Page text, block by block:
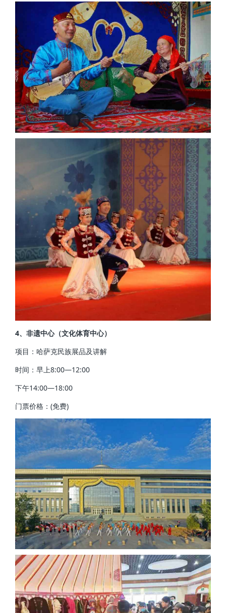
4、非遗中心（文化体育中心）
项目：哈萨克民族展品及讲解
时间：早上8:00—12:00
下午14:00—18:00
门票价格：(免费)